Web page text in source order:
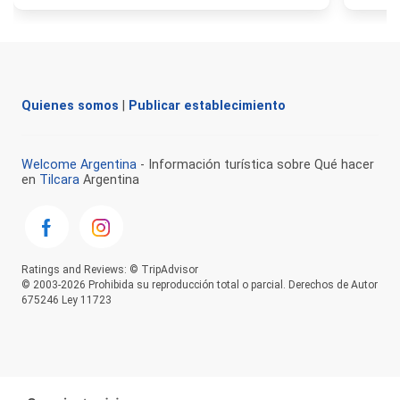
Quienes somos Publicar establecimiento
Welcome Argentina - Información turística sobre Qué hacer
en Tilcara Argentina
Ratings and Reviews: © TripAdvisor
© 2003-2026 Prohibida su reproducción total o parcial. Derechos de Autor
675246 Ley 11723